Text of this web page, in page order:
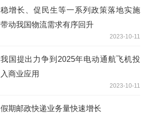
稳增长、促民生等一系列政策落地实施
带动我国物流需求有序回升
2023-10-11
我国提出力争到2025年电动通航飞机投
入商业应用
2023-10-11
假期邮政快递业务量快速增长